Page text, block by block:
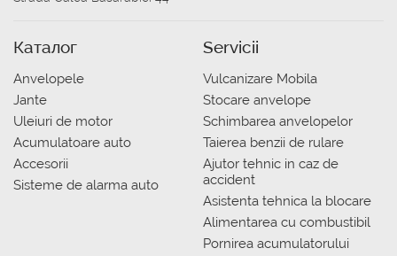
Каталог
Anvelopele
Jante
Uleiuri de motor
Acumulatoare auto
Accesorii
Sisteme de alarma auto
Servicii
Vulcanizare Mobila
Stocare anvelope
Schimbarea anvelopelor
Taierea benzii de rulare
Ajutor tehnic in caz de
accident
Asistenta tehnica la blocare
Alimentarea cu combustibil
Pornirea acumulatorului